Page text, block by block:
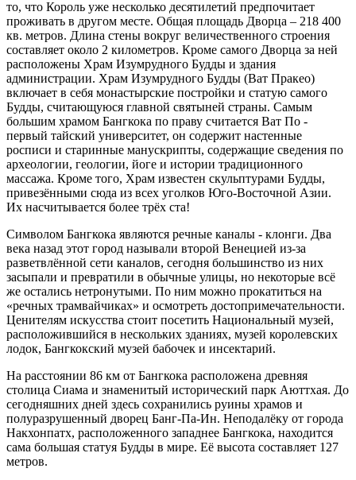
то, что Король уже несколько десятилетий предпочитает
проживать в другом месте. Общая площадь Дворца – 218 400
кв. метров. Длина стены вокруг величественного строения
составляет около 2 километров. Кроме самого Дворца за ней
расположены Храм Изумрудного Будды и здания
администрации. Храм Изумрудного Будды (Ват Пракео)
включает в себя монастырские постройки и статую самого
Будды, считающуюся главной святыней страны. Самым
большим храмом Бангкока по праву считается Ват По -
первый тайский университет, он содержит настенные
росписи и старинные манускрипты, содержащие сведения по
археологии, геологии, йоге и истории традиционного
массажа. Кроме того, Храм известен скульптурами Будды,
привезёнными сюда из всех уголков Юго-Восточной Азии.
Их насчитывается более трёх ста!
Символом Бангкока являются речные каналы - клонги. Два
века назад этот город называли второй Венецией из-за
разветвлённой сети каналов, сегодня большинство из них
засыпали и превратили в обычные улицы, но некоторые всё
же остались нетронутыми. По ним можно прокатиться на
«речных трамвайчиках» и осмотреть достопримечательности.
Ценителям искусства стоит посетить Национальный музей,
расположившийся в нескольких зданиях, музей королевских
лодок, Бангкокский музей бабочек и инсектарий.
На расстоянии 86 км от Бангкока расположена древняя
столица Сиама и знаменитый исторический парк Аюттхая. До
сегодняшних дней здесь сохранились руины храмов и
полуразрушенный дворец Банг-Па-Ин. Неподалёку от города
Накхонпатх, расположенного западнее Бангкока, находится
сама большая статуя Будды в мире. Её высота составляет 127
метров.